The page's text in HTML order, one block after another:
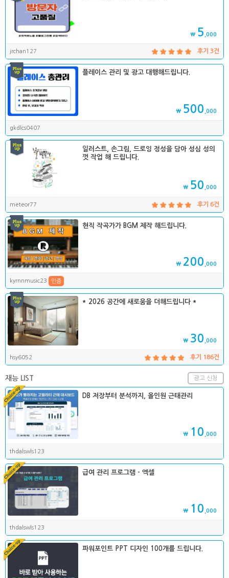
₩ 5 ,000
jrchan127 후기 3건
플레이스 관리 및 광고 대행해드립니다.
₩ 500 ,000
gkdlcs0407
일러스트, 손그림, 드로잉 정성을 담아 성심 성의
껏 작업 해 드립니다.
₩ 50 ,000
meteor77 후기 6건
현직 작곡가가 BGM 제작 해드립니다.
₩ 200 ,000
kyrnnmusic23 인증
* 2026 공간에 새로움을 더해드립니다 *
₩ 30 ,000
hsy6052 후기 186건
광고 신청
재능 LIST
DB 저장부터 분석까지, 올인원 근태관리
₩ 10 ,000
thdalswls123
급여 관리 프로그램 - 엑셀
₩ 10 ,000
thdalswls123
파워포인트 PPT 디자인 100개를 드립니다.